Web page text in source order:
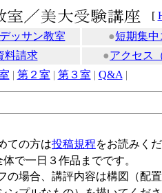
[
ッサン教室 ●短期集中
料請求 ●アクセス
| 第２室 | 第３室 | Q&A |
ての方は投稿規程をお読みくだ
で一日３作品までです。
場合、講評内容は構図（配